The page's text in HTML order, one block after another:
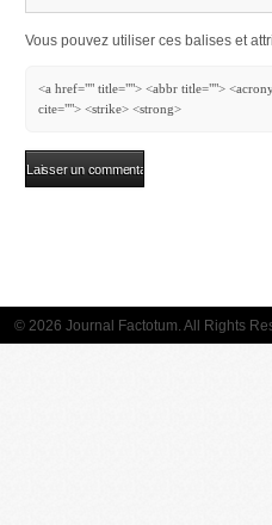
Vous pouvez utiliser ces balises et
<a href="" title=""> <abbr title="">
cite=""> <strike> <strong>
© 2026 Journal Factotum. All Rights